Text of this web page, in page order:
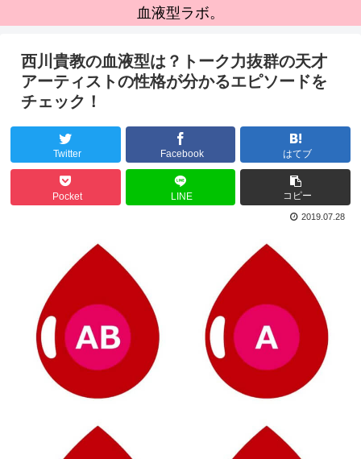
血液型ラボ。
西川貴教の血液型は？トーク力抜群の天才
アーティストの性格が分かるエピソードを
チェック！
Twitter Facebook はてブ
Pocket LINE コピー
2019.07.28